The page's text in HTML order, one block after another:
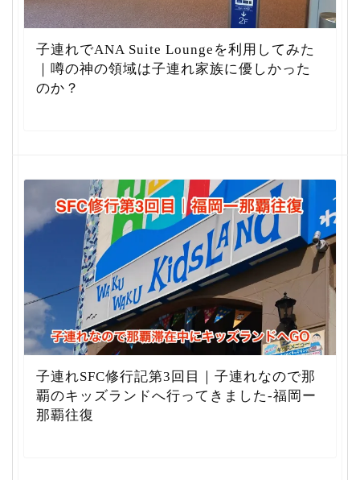
子連れでANA Suite Loungeを利用してみた
｜噂の神の領域は子連れ家族に優しかった
のか？
子連れSFC修行記第3回目｜子連れなので那
覇のキッズランドへ行ってきました-福岡ー
那覇往復